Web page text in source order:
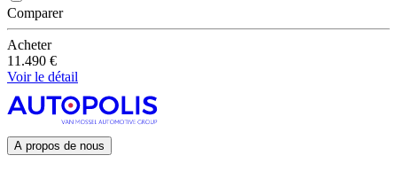
Comparer
Acheter
11.490 €
Voir le détail
A propos de nous